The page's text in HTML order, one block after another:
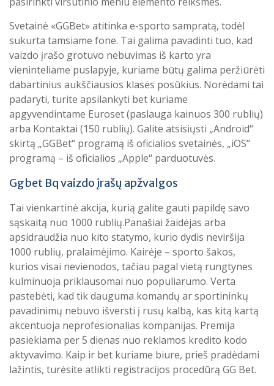
Svetainė «GGBet» atitinka e-sporto sampratą, todėl
sukurta tamsiame fone. Tai galima pavadinti tuo, kad
vaizdo įrašo grotuvo nebuvimas iš karto yra
vieninteliame puslapyje, kuriame būtų galima peržiūrėti
dabartinius aukščiausios klasės posūkius. Norėdami tai
padaryti, turite apsilankyti bet kuriame
apgyvendintame Euroset (paslauga kainuos 300 rublių)
arba Kontaktai (150 rublių). Galite atsisiųsti „Android“
skirtą „GGBet“ programą iš oficialios svetainės, „iOS“
programą – iš oficialios „Apple“ parduotuvės.
Ggbet Bq vaizdo įrašų apžvalgos
Tai vienkartinė akcija, kurią galite gauti papildę savo
sąskaitą nuo 1000 rublių.Panašiai žaidėjas arba
apsidraudžia nuo kito statymo, kurio dydis neviršija
1000 rublių, pralaimėjimo. Kairėje – sporto šakos,
kurios visai nevienodos, tačiau pagal vietą rungtynes ​​
kulminuoja priklausomai nuo populiarumo. Verta
pastebėti, kad tik dauguma komandų ar sportininkų
pavadinimų nebuvo išversti į rusų kalbą, kas kitą kartą
akcentuoja neprofesionalias kompanijas. Premija
pasiekiama per 5 dienas nuo reklamos kredito kodo
aktyvavimo. Kaip ir bet kuriame biure, prieš pradėdami
lažintis, turėsite atlikti registracijos procedūrą GG Bet.